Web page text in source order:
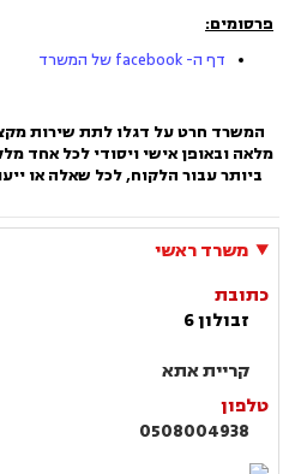
פרסומים:
דף ה- facebook של המשרד
המשרד חרט על דגלו לתת שירות
מלאה ובאופן אישי ויסודי לכל אחד
ביותר עבור הלקוח, לכל שאלה או
משרד ראשי
כתובת
זבולון 6
קריית אתא
טלפון
0508004938